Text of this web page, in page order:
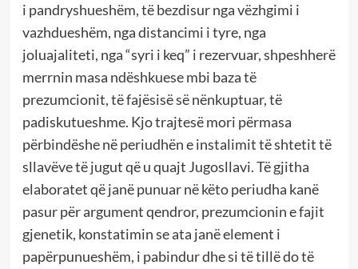
i pandryshueshëm, të bezdisur nga vëzhgimi i
vazhdueshëm, nga distancimi i tyre, nga
joluajaliteti, nga “syri i keq” i rezervuar, shpeshherë
merrnin masa ndëshkuese mbi baza të
prezumcionit, të fajësisë së nënkuptuar, të
padiskutueshme. Kjo trajtesë mori përmasa
përbindëshe në periudhën e instalimit të shtetit të
sllavëve të jugut që u quajt Jugosllavi. Të gjitha
elaboratet që janë punuar në këto periudha kanë
pasur për argument qendror, prezumcionin e fajit
gjenetik, konstatimin se ata janë element i
papërpunueshëm, i pabindur dhe si të tillë do të